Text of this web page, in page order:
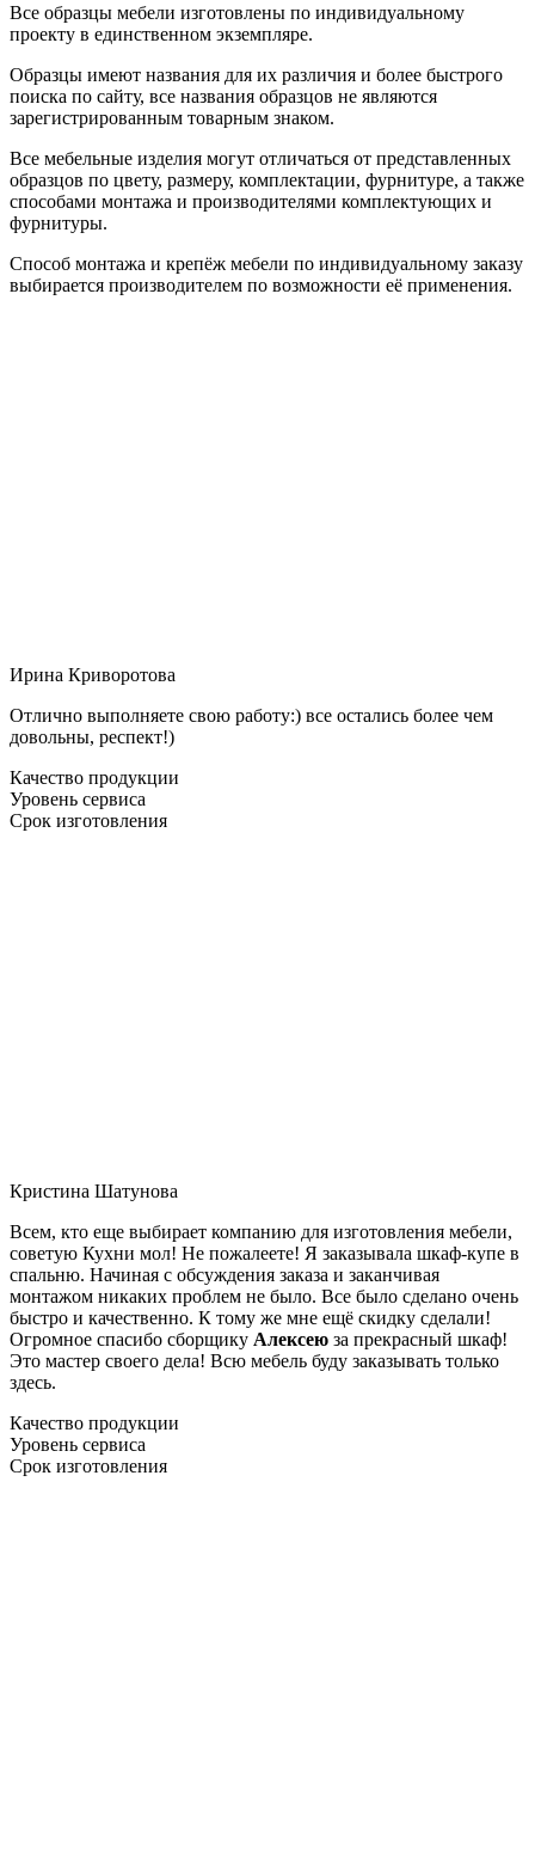
Все образцы мебели изготовлены по индивидуальному
проекту в единственном экземпляре.
Образцы имеют названия для их различия и более быстрого
поиска по сайту, все названия образцов не являются
зарегистрированным товарным знаком.
Все мебельные изделия могут отличаться от представленных
образцов по цвету, размеру, комплектации, фурнитуре, а также
способами монтажа и производителями комплектующих и
фурнитуры.
Способ монтажа и крепёж мебели по индивидуальному заказу
выбирается производителем по возможности её применения.
Ирина Криворотова
Отлично выполняете свою работу:) все остались более чем
довольны, респект!)
Качество продукции
Уровень сервиса
Срок изготовления
Кристина Шатунова
Всем, кто еще выбирает компанию для изготовления мебели,
советую Кухни мол! Не пожалеете! Я заказывала шкаф-купе в
спальню. Начиная с обсуждения заказа и заканчивая
монтажом никаких проблем не было. Все было сделано очень
быстро и качественно. К тому же мне ещё скидку сделали!
Огромное спасибо сборщику Алексею за прекрасный шкаф!
Это мастер своего дела! Всю мебель буду заказывать только
здесь.
Качество продукции
Уровень сервиса
Срок изготовления